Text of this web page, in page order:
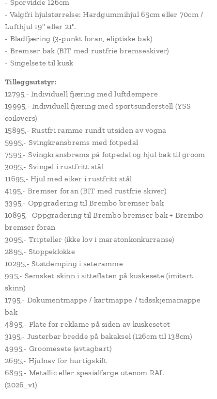
- Sporvidde 126cm
- Valgfri hjulstørrelse: Hardgummihjul 65cm eller 70cm /
Lufthjul 19" eller 21".
- Bladfjæring (3-punkt foran, eliptiske bak)
- Bremser bak (BIT med rustfrie bremseskiver)
- Singelsete til kusk
Tilleggsutstyr:
12795,- Individuell fjæring med luftdempere
19995,- Individuell fjæring med sportsunderstell (YSS
coilovers)
15895,- Rustfri ramme rundt utsiden av vogna
5995,- Svingkransbrems med fotpedal
7595,- Svingkransbrems på fotpedal og hjul bak til groom
3095,- Svingel i rustfritt stål
11695,- Hjul med eiker i rustfritt stål
4195,- Bremser foran (BIT med rustfrie skiver)
3395,- Oppgradering til Brembo bremser bak
10895,- Oppgradering til Brembo bremser bak + Brembo
bremser foran
3095,- Tripteller (ikke lov i maratonkonkurranse)
2895,- Stoppeklokke
10295,- Støtdemping i seteramme
995,- Semsket skinn i sitteflaten på kuskesete (imitert
skinn)
1795,- Dokumentmappe / kartmappe / tidsskjemamappe
bak
4895,- Plate for reklame på siden av kuskesetet
3195,- Justerbar bredde på bakaksel (126cm til 138cm)
4995,- Groomesete (avtagbart)
2695,- Hjulnav for hurtigskift
6895,- Metallic eller spesialfarge utenom RAL
(2026_v1)